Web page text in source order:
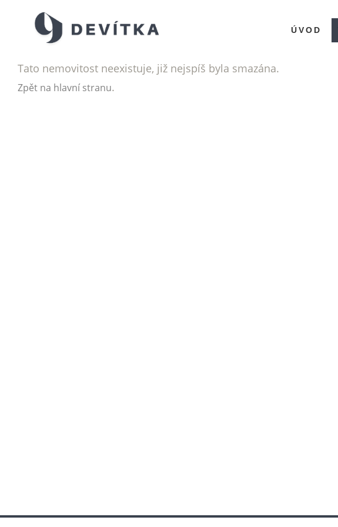
ÚVOD
Tato nemovitost neexistuje, již nejspíš byla smazána.
Zpět na hlavní stranu.